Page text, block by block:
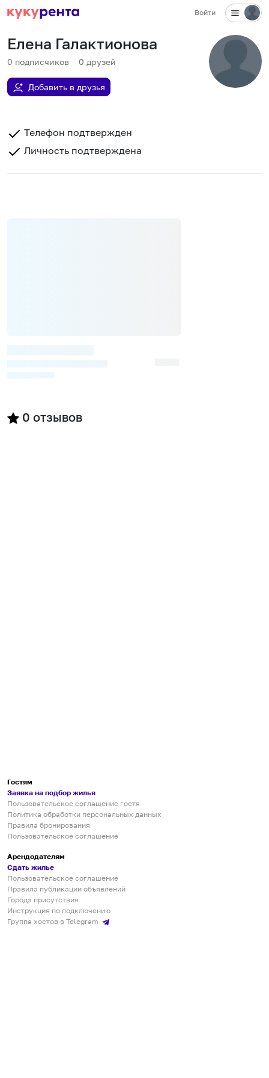
Войти
Елена Галактионова
0 подписчиков 0 друзей
Добавить в друзья
Телефон подтвержден
Личность подтверждена
0 отзывов
Гостям
Заявка на подбор жилья
Пользовательское соглашение гостя
Политика обработки персональных данных
Правила бронирования
Пользовательское соглашение
Арендодателям
Сдать жилье
Пользовательское соглашение
Правила публикации объявлений
Города присутствия
Инструкция по подключению
Группа хостов в Telegram